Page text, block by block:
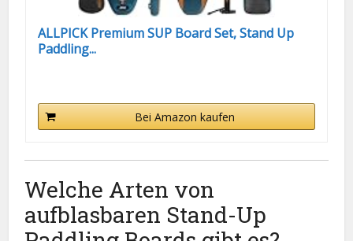
ALLPICK Premium SUP Board Set, Stand Up
Paddling...
Bei Amazon kaufen
Welche Arten von
aufblasbaren Stand-Up